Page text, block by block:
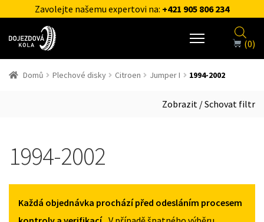
Zavolejte našemu expertovi na: +421 905 806 234
(0)
Domů Plechové disky Citroen Jumper I 1994-2002
Zobrazit / Schovat filtr
1994-2002
Každá objednávka prochází před odesláním procesem